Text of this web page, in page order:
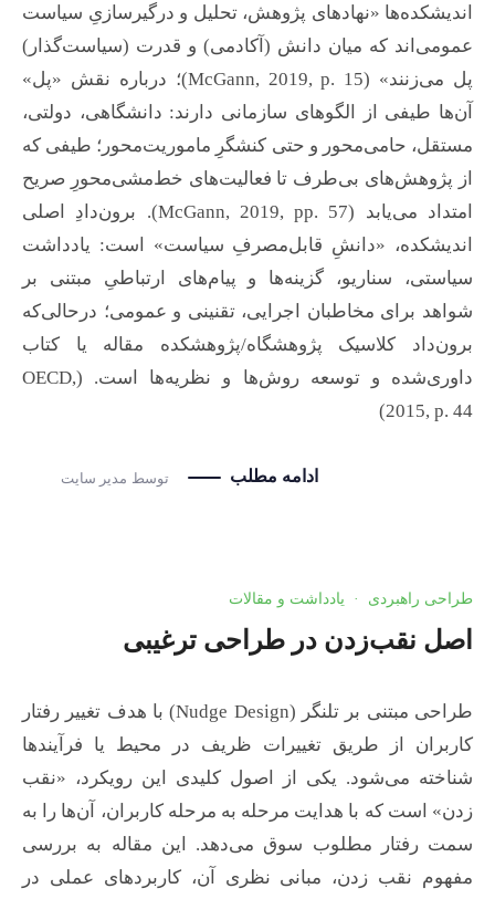
اندیشکده‌ها «نهادهای پژوهش، تحلیل و درگیرسازیِ سیاست
عمومی‌اند که میان دانش (آکادمی) و قدرت (سیاست‌گذار)
پل می‌زنند» (McGann, 2019, p. 15)؛ درباره نقش «پل»
آن‌ها طیفی از الگوهای سازمانی دارند: دانشگاهی، دولتی،
مستقل، حامی‌محور و حتی کنشگرِ ماموریت‌محور؛ طیفی که
از پژوهش‌های بی‌طرف تا فعالیت‌های خط‌مشی‌محورِ صریح
امتداد می‌یابد (McGann, 2019, pp. 57). برون‌دادِ اصلی
اندیشکده، «دانشِ قابل‌مصرفِ سیاست» است: یادداشت
سیاستی، سناریو، گزینه‌ها و پیام‌های ارتباطیِ مبتنی بر
شواهد برای مخاطبان اجرایی، تقنینی و عمومی؛ درحالی‌که
برون‌داد کلاسیک پژوهشگاه/پژوهشکده مقاله یا کتاب
داوری‌شده و توسعه روش‌ها و نظریه‌ها است. (OECD,
2015, p. 44)
توسط مدیر سایت ادامه مطلب
طراحی راهبردی · یادداشت و مقالات
اصل نقب‌زدن در طراحی ترغیبی
طراحی مبتنی بر تلنگر (Nudge Design) با هدف تغییر رفتار
کاربران از طریق تغییرات ظریف در محیط یا فرآیندها
شناخته می‌شود. یکی از اصول کلیدی این رویکرد، «نقب
زدن» است که با هدایت مرحله به مرحله کاربران، آن‌ها را به
سمت رفتار مطلوب سوق می‌دهد. این مقاله به بررسی
مفهوم نقب زدن، مبانی نظری آن، کاربردهای عملی در